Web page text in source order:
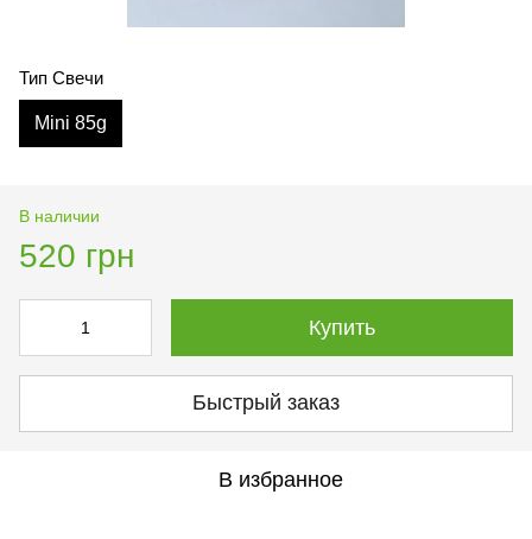
Тип Свечи
Mini 85g
В наличии
520 грн
Купить
Быстрый заказ
В избранное